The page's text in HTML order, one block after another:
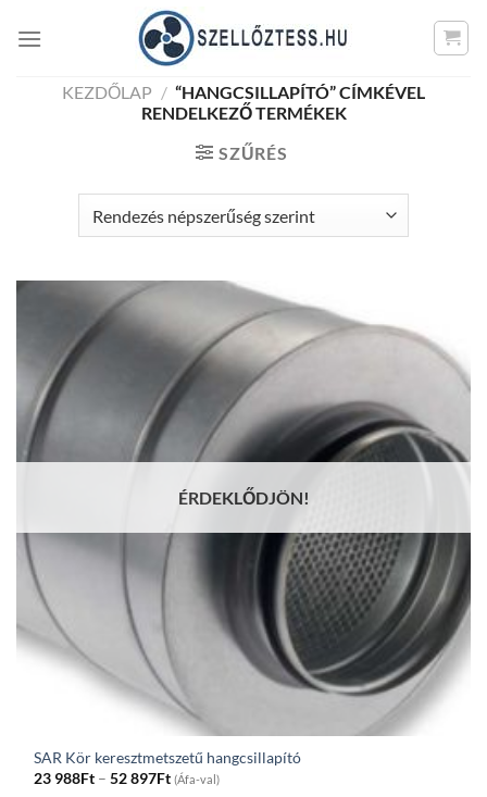
KEZDŐLAP / “HANGCSILLAPÍTÓ” CÍMKÉVEL
RENDELKEZŐ TERMÉKEK
SZŰRÉS
ÉRDEKLŐDJÖN!
SAR Kör keresztmetszetű hangcsillapító
23 988Ft – 52 897FtPrice
range:
(Áfa-val)